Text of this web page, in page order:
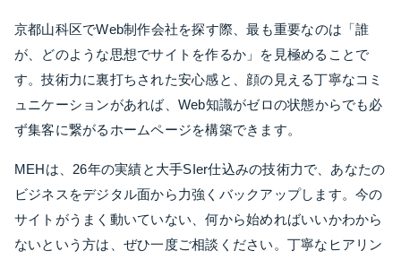
京都山科区でWeb制作会社を探す際、最も重要なのは「誰
が、どのような思想でサイトを作るか」を見極めることで
す。技術力に裏打ちされた安心感と、顔の見える丁寧なコミ
ュニケーションがあれば、Web知識がゼロの状態からでも必
ず集客に繋がるホームページを構築できます。
MEHは、26年の実績と大手SIer仕込みの技術力で、あなたの
ビジネスをデジタル面から力強くバックアップします。今の
サイトがうまく動いていない、何から始めればいいかわから
ないという方は、ぜひ一度ご相談ください。丁寧なヒアリン